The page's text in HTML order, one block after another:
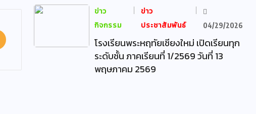
ข่าว
กิจกรรม
ข่าว
ประชาสัมพันธ์
04/29/2026
โรงเรียนพระหฤทัยเชียงใหม่ เปิดเรียนทุก
ระดับชั้น ภาคเรียนที่ 1/2569 วันที่ 13
พฤษภาคม 2569